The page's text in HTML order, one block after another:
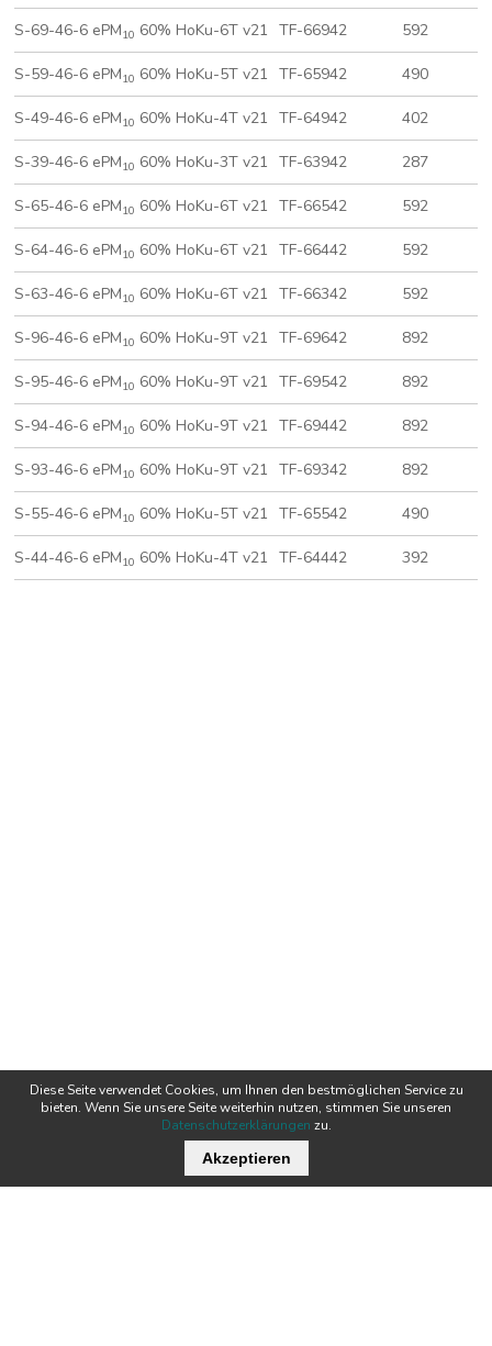
Diese Seite verwendet Cookies, um Ihnen den bestmöglichen Service zu
bieten. Wenn Sie unsere Seite weiterhin nutzen, stimmen Sie unseren
Datenschutzerklärungen zu.
Akzeptieren
S-69-46-6 ePM10 60% HoKu-6T v21 TF-66942 592
S-59-46-6 ePM10 60% HoKu-5T v21 TF-65942 490
S-49-46-6 ePM10 60% HoKu-4T v21 TF-64942 402
S-39-46-6 ePM10 60% HoKu-3T v21 TF-63942 287
S-65-46-6 ePM10 60% HoKu-6T v21 TF-66542 592
S-64-46-6 ePM10 60% HoKu-6T v21 TF-66442 592
S-63-46-6 ePM10 60% HoKu-6T v21 TF-66342 592
S-96-46-6 ePM10 60% HoKu-9T v21 TF-69642 892
S-95-46-6 ePM10 60% HoKu-9T v21 TF-69542 892
S-94-46-6 ePM10 60% HoKu-9T v21 TF-69442 892
S-93-46-6 ePM10 60% HoKu-9T v21 TF-69342 892
S-55-46-6 ePM10 60% HoKu-5T v21 TF-65542 490
S-44-46-6 ePM10 60% HoKu-4T v21 TF-64442 392